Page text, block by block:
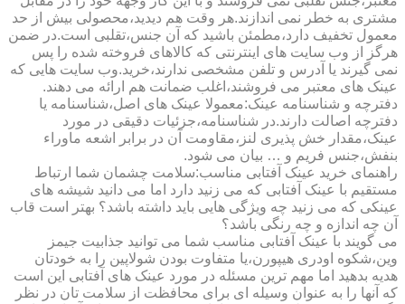
مشتری به خطر نمی اندازند.هر وقت هم دیدید،محصولی بیش از حد
معمول تخفیف دارد،مطمئن باشید که آن جنس،تقلبی است.در ضمن
هرگز از وب سایت های اینترنتی که کالاهای فروخته شده را پس
نمی گیرند یا آدرس و تلفن مشخصی ندارند،خرید.وب سایت هایی که
عینک های معتبر می فروشند،اغلب ضمانت هم ارائه می دهند.
دفترچه و شناسنامه عینک:معمولا عینک های اصل،شناسنامه یا
دفترچه اصالت دارند.در شناسنامه،جزئیات دقیقی در مورد
عینک،مقدار خش پذیری لنز،مقاومت آن در برابر اشعه ماوراء
بنفش،جنس فریم و … بیان می شود.
راهنمای خرید عینک آفتابی مناسب:سلامت چشمان شما ارتباط
مستقیم با عینک آفتابی که می زنید دارد اما می دانید شیشه های
عینکی که می زنید چه ویژگی هایی باید داشته باشد؟ بهتر است قاب
آن چه اندازه و چه رنگی باشد؟
می گویند با عینک آفتابی مناسب شما می توانید جذابیت جیمز
وین،شکوه اودری هیپورن،یا متفاوت بودن شولاپین را به خودتان
هدیه بدهید اما مهم ترین مسئله در مورد عینک های آفتابی این است
که آنها را به عنوان وسیله ای برای محافظت از سلامت تان در نظر